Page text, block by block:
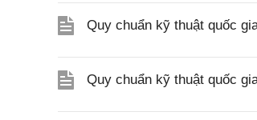
Quy chuẩn kỹ thuật quốc
Quy chuẩn kỹ thuật quốc